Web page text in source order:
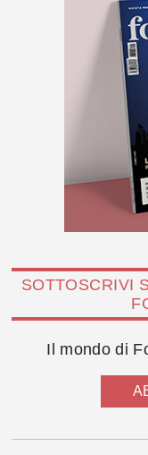
SOTTOSCRIVI
Il mondo di